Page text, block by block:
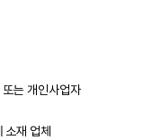
는 개인사업자
재 업체